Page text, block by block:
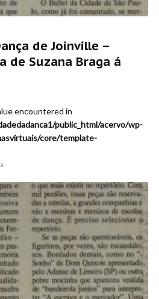
de Joinville –
de Suzana Braga á
encountered in
public_html/acervo/wp-
core/template-